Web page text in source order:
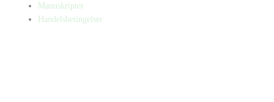
Manuskripter
Handelsbetingelser